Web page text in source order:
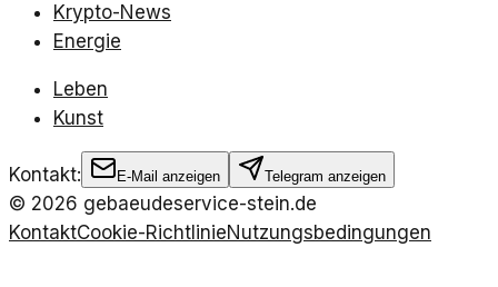
Krypto-News
Energie
Leben
Kunst
Kontakt: E-Mail anzeigen Telegram anzeigen
© 2026 gebaeudeservice-stein.de
KontaktCookie-RichtlinieNutzungsbedingungen